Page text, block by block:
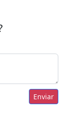
Enviar